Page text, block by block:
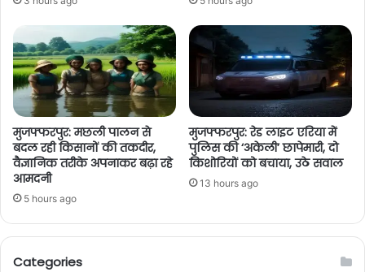
मुजफ्फरपुर: मछली पालन से
बदल रही किसानों की तकदीर,
वैज्ञानिक तरीके अपनाकर बढ़ा रहे
आमदनी
5 hours ago
मुजफ्फरपुर: रेड लाइट एरिया में
पुलिस की ‘अकेली’ छापेमारी, दो
किशोरियों को बचाया, उठे सवाल
13 hours ago
Categories